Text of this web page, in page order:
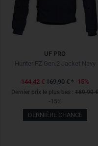
UF PRO
Hunter FZ Gen.2 Jacket Navy
144,42 € 169,90 €* -15%
Dernier prix le plus bas : 169,90 €
-15%
DERNIÈRE CHANCE